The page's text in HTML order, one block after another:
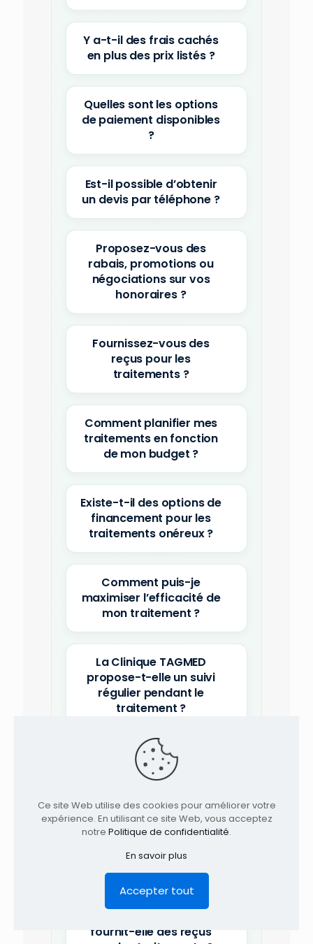
Y a-t-il des frais cachés
en plus des prix listés ?
Quelles sont les options
de paiement disponibles
?
Est-il possible d’obtenir
un devis par téléphone ?
Proposez-vous des
rabais, promotions ou
négociations sur vos
honoraires ?
Fournissez-vous des
reçus pour les
traitements ?
Comment planifier mes
traitements en fonction
de mon budget ?
Existe-t-il des options de
financement pour les
traitements onéreux ?
Comment puis-je
maximiser l’efficacité de
mon traitement ?
La Clinique TAGMED
propose-t-elle un suivi
régulier pendant le
traitement ?
Quels critères influencent
le nombre de traitements
Comment la Clinique
TAGMED évalue-t-elle les
fournit-elle des reçus
Ce site Web utilise des cookies pour améliorer votre
expérience. En utilisant ce site Web, vous acceptez
notre Politique de confidentialité.
En savoir plus
Accepter tout